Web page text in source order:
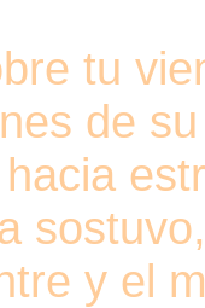
tu
de
y el